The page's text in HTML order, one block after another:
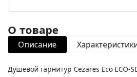
О товаре
Описание
Душевой гарнитур Cezares Eco ECO-